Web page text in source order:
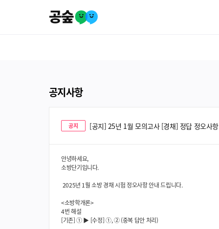
공지사항
공지 [공지] 25년 1월 모의고사 [경채] 정답 정오사
안녕하세요,
소방단기입니다.
2025년 1월 소방 경채 시험 정오사항 안내 드립니다.
<소방학개론>
4번 해설
[기존] ① ▶ [수정] ①, ② (중복 답안 처리)